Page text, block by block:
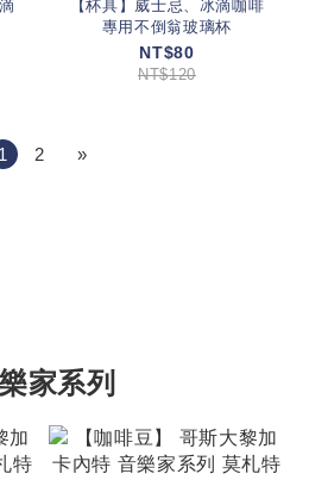
【杯具】威士忌、冰滴咖啡
專用不倒翁玻璃杯
NT$80
NT$120
1 2 »
家系列